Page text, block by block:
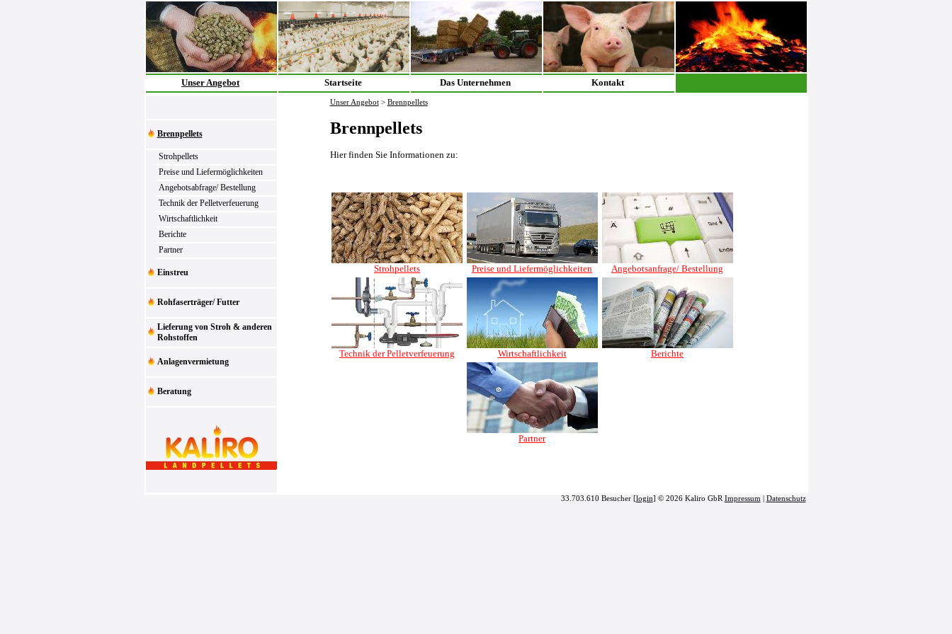
Unser Angebot Startseite Das Unternehmen Kontakt
Brennpellets
Strohpellets
Preise und Liefermöglichkeiten
Angebotsabfrage/ Bestellung
Technik der Pelletverfeuerung
Wirtschaftlichkeit
Berichte
Partner
Einstreu
Rohfaserträger/ Futter
Lieferung von Stroh & anderen
Rohstoffen
Anlagenvermietung
Beratung
Unser Angebot > Brennpellets
Brennpellets
Hier finden Sie Informationen zu:
Strohpellets Preise und Liefermöglichkeiten Angebotsanfrage/ Bestellung
Technik der Pelletverfeuerung Wirtschaftlichkeit Berichte
Partner
33.703.610 Besucher [login] © 2026 Kaliro GbR Impressum Datenschutz